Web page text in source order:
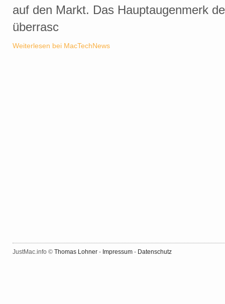
auf den Markt. Das Hauptaugenmerk
überrasc
Weiterlesen bei MacTechNews
JustMac.info © Thomas Lohner - Impressum - Datenschutz